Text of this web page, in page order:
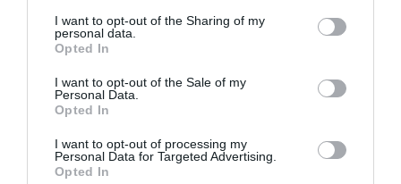
I want to opt-out of the Sharing of my
personal data.
Opted In
I want to opt-out of the Sale of my
Personal Data.
Opted In
I want to opt-out of processing my
Personal Data for Targeted Advertising.
Opted In